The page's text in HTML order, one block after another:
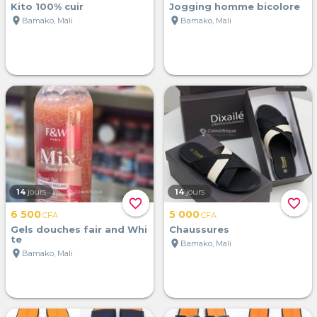
Kito 100% cuir
location_on Bamako, Mali
Jogging homme bicolore
location_on Bamako, Mali
favorite_border
14 jours
6 500CFA
Gels douches fair and Whi
te
location_on Bamako, Mali
favorite_border
14 jours
5 000CFA
Chaussures
location_on Bamako, Mali